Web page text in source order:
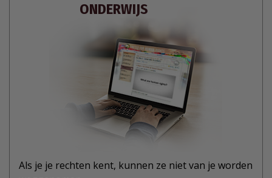
ONDERWIJS
Als je je rechten kent, kunnen ze niet van je worden